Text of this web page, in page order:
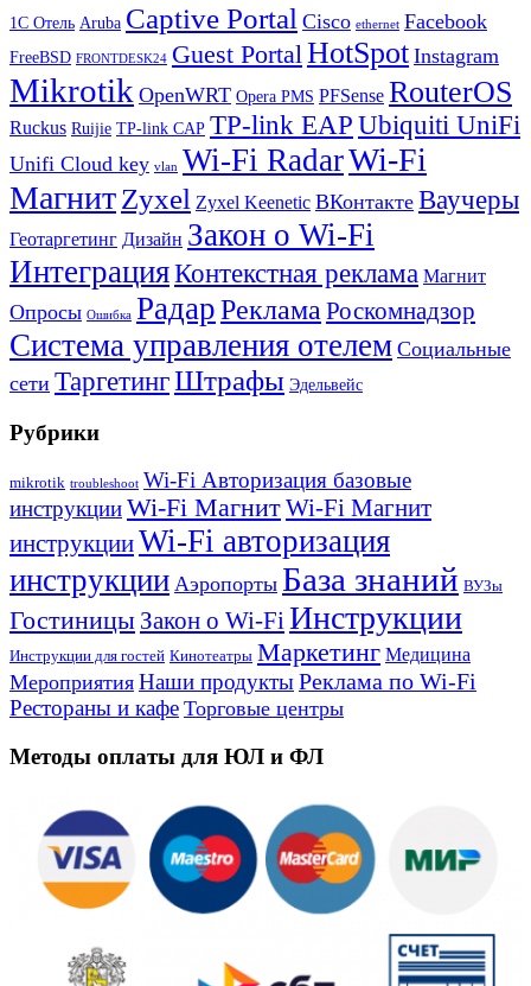
1С Отель Aruba Captive Portal Cisco ethernet Facebook
FreeBSD FRONTDESK24 Guest Portal HotSpot Instagram
Mikrotik OpenWRT Opera PMS PFSense RouterOS
Ruckus Ruijie TP-link CAP TP-link EAP Ubiquiti UniFi
Unifi Cloud key vlan Wi-Fi RadarWi-Fi
МагнитZyxel Zyxel Keenetic ВКонтакте Ваучеры
Геотаргетинг Дизайн Закон о Wi-Fi
ИнтеграцияКонтекстная реклама Магнит
Опросы Ошибка РадарРеклама Роскомнадзор
Система управления отелем Социальные
сети ТаргетингШтрафы Эдельвейс
Рубрики
mikrotik troubleshoot Wi-Fi Авторизация базовые
инструкцииWi-Fi МагнитWi-Fi Магнит
инструкцииWi-Fi авторизация
инструкции Аэропорты База знаний ВУЗы
Гостиницы Закон о Wi-FiИнструкции
Инструкции для гостей Кинотеатры Маркетинг Медицина
Мероприятия Наши продуктыРеклама по Wi-Fi
Рестораны и кафе Торговые центры
Методы оплаты для ЮЛ и ФЛ